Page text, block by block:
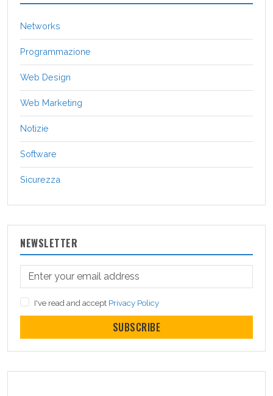
Networks
Programmazione
Web Design
Web Marketing
Notizie
Software
Sicurezza
NEWSLETTER
I've read and accept Privacy Policy
SUBSCRIBE